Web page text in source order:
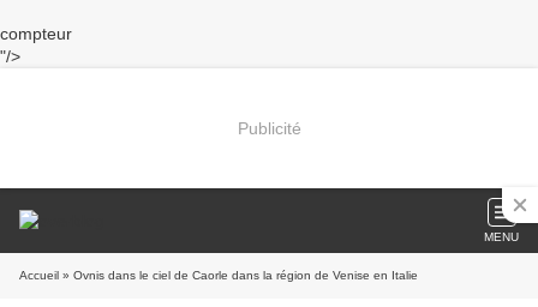
compteur
"/>
Publicité
MENU
Accueil » Ovnis dans le ciel de Caorle dans la région de Venise en Italie